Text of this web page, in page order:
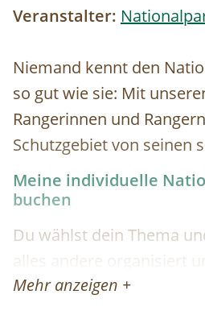
Veranstalter:
Niemand kennt den
so gut wie sie: Mit
Rangerinnen und
Schutzgebiet von seinen
Meine individuelle
buchen
Du wählst dein Thema
alles andere organisiert
Besucherservice für dich!
Mehr anzeigen +